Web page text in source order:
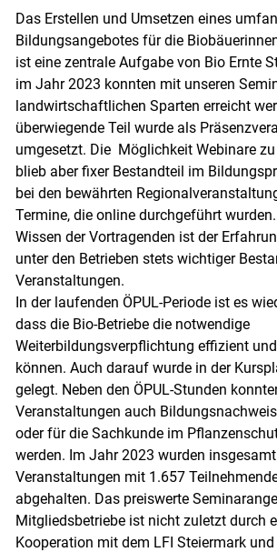
Das Erstellen und Umsetzen eines
Bildungsangebotes für die
ist eine zentrale Aufgabe von Bio Ernte
im Jahr 2023 konnten mit unseren
landwirtschaftlichen Sparten erreicht
überwiegende Teil wurde als
umgesetzt. Die Möglichkeit Webinare
blieb aber fixer Bestandteil im
bei den bewährten
Termine, die online durchgeführt
Wissen der Vortragenden ist der
unter den Betrieben stets wichtiger
Veranstaltungen.
In der laufenden ÖPUL-Periode ist es
dass die Bio-Betriebe die notwendige
Weiterbildungsverpflichtung effizient
können. Auch darauf wurde in der
gelegt. Neben den ÖPUL-Stunden
Veranstaltungen auch
oder für die Sachkunde im
werden. Im Jahr 2023 wurden
Veranstaltungen mit 1.657
abgehalten. Das preiswerte
Mitgliedsbetriebe ist nicht zuletzt durch
Kooperation mit dem LFI Steiermark